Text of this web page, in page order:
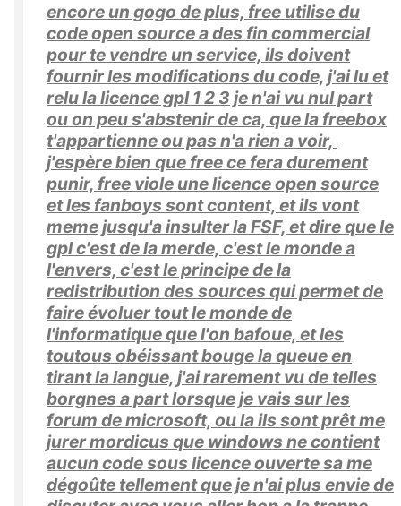
encore un gogo de plus, free utilise du
code open source a des fin commercial
pour te vendre un service, ils doivent
fournir les modifications du code, j'ai lu et
relu la licence gpl 1 2 3 je n'ai vu nul part
ou on peu s'abstenir de ca, que la freebox
t'appartienne ou pas n'a rien a voir,
j'espère bien que free ce fera durement
punir, free viole une licence open source
et les fanboys sont content, et ils vont
meme jusqu'a insulter la FSF, et dire que le
gpl c'est de la merde, c'est le monde a
l'envers, c'est le principe de la
redistribution des sources qui permet de
faire évoluer tout le monde de
l'informatique que l'on bafoue, et les
toutous obéissant bouge la queue en
tirant la langue, j'ai rarement vu de telles
borgnes a part lorsque je vais sur les
forum de microsoft, ou la ils sont prêt me
jurer mordicus que windows ne contient
aucun code sous licence ouverte sa me
dégoûte tellement que je n'ai plus envie de